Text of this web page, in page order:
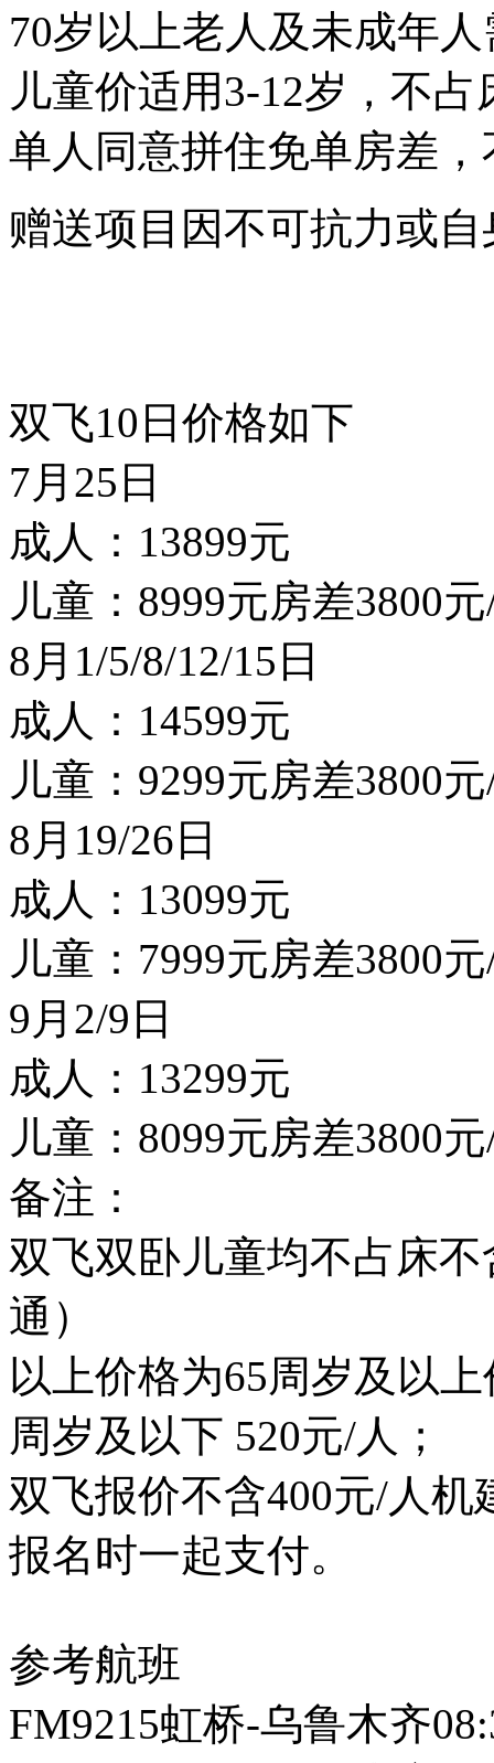
70岁以上老人及未成年
儿童价适用3-12岁，不
单人同意拼住免单房差
赠送项目因不可抗力或
双飞10日价格如下
7月25日
成人：13899元
儿童：8999元房差3800
8月1/5/8/12/15日
成人：14599元
儿童：9299元房差3800
8月19/26日
成人：13099元
儿童：7999元房差3800
9月2/9日
成人：13299元
儿童：8099元房差3800
备注：
双飞双卧儿童均不占床
通）
以上价格为65周岁及以
周岁及以下 520元/人；
双飞报价不含400元/人
报名时一起支付。
参考航班
FM9215虹桥-乌鲁木齐